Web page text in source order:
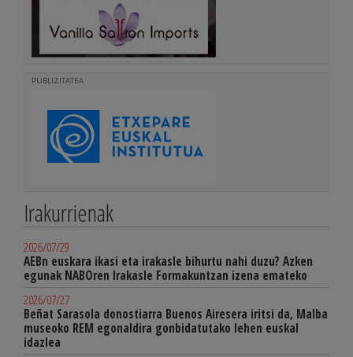
PUBLIZITATEA
Irakurrienak
2026/07/29
AEBn euskara ikasi eta irakasle bihurtu nahi duzu? Azken
egunak NABOren Irakasle Formakuntzan izena emateko
2026/07/27
Beñat Sarasola donostiarra Buenos Airesera iritsi da, Malba
museoko REM egonaldira gonbidatutako lehen euskal
idazlea